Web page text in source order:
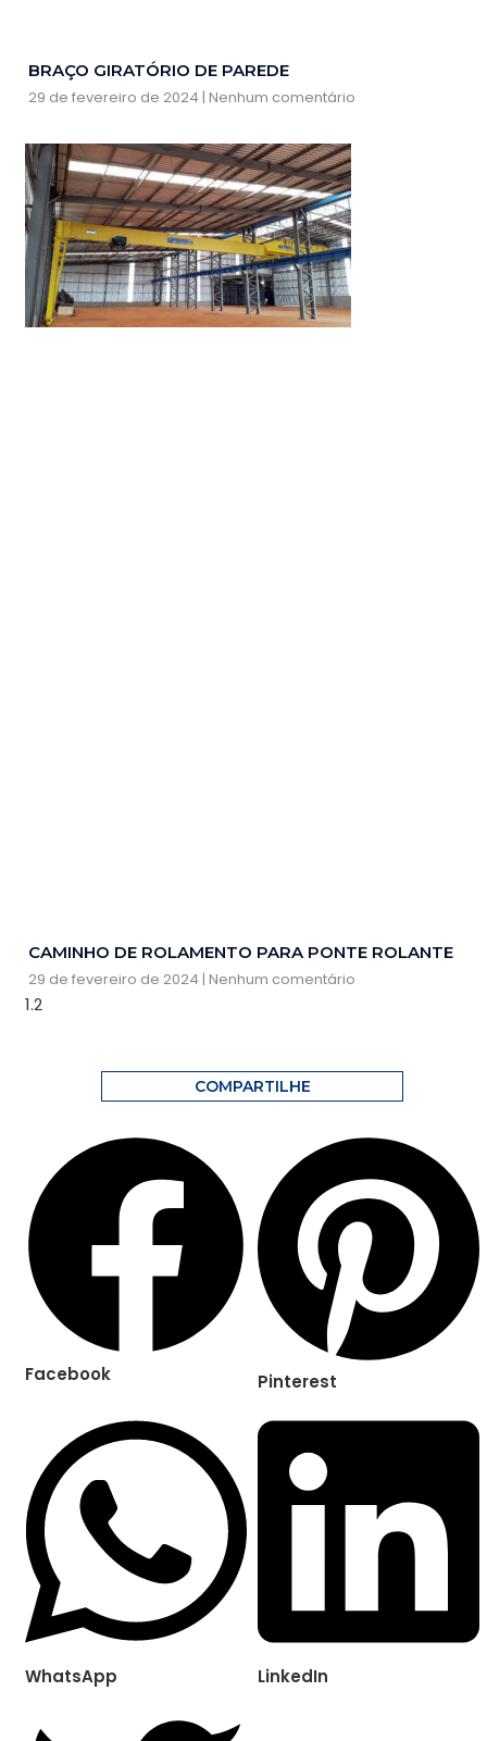
BRAÇO GIRATÓRIO DE PAREDE
29 de fevereiro de 2024 Nenhum comentário
CAMINHO DE ROLAMENTO PARA PONTE ROLANTE
29 de fevereiro de 2024 Nenhum comentário
COMPARTILHE
Facebook Pinterest
WhatsApp LinkedIn